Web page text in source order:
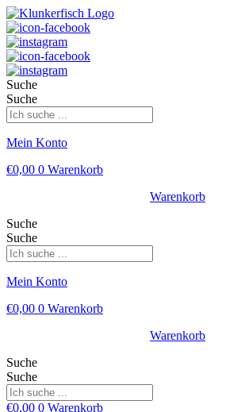
Suche
Suche
Mein Konto
€0,00 0 Warenkorb
Warenkorb
Suche
Suche
Mein Konto
€0,00 0 Warenkorb
Warenkorb
Suche
Suche
€0,00 0 Warenkorb